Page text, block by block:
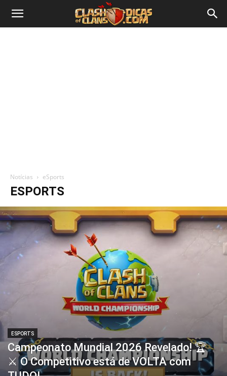
Notícias eSports
ESPORTS
ESPORTS
Campeonato Mundial 2026 Revelado! 🏆
⚔️ O Competitivo está de VOLTA com